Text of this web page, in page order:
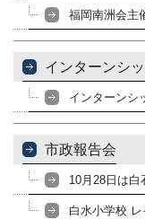
福岡南洲会主
インターンシ
インターンシ
市政報告会
10月28日は
白水小学校 レ